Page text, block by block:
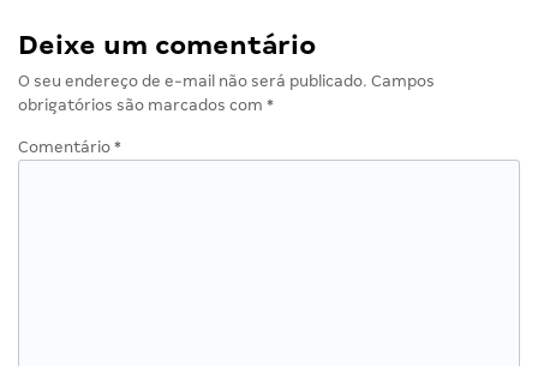
Deixe um comentário
O seu endereço de e-mail não será publicado. Campos
obrigatórios são marcados com *
Comentário *